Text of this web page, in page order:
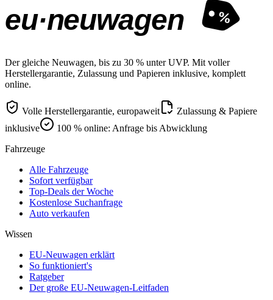
eu·neuwagen %
Der gleiche Neuwagen, bis zu 30 % unter UVP. Mit voller
Herstellergarantie, Zulassung und Papieren inklusive, komplett
online.
Volle Herstellergarantie, europaweit
Zulassung & Papiere
inklusive
100 % online: Anfrage bis Abwicklung
Fahrzeuge
Alle Fahrzeuge
Sofort verfügbar
Top-Deals der Woche
Kostenlose Suchanfrage
Auto verkaufen
Wissen
EU-Neuwagen erklärt
So funktioniert's
Ratgeber
Der große EU-Neuwagen-Leitfaden